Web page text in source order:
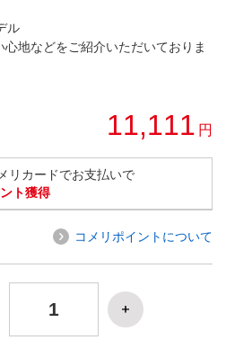
ル
地などをご紹介いただいておりま
11,111 円
リカードでお支払いで
ト獲得
コメリポイントについて